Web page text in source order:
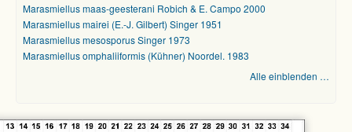
Marasmiellus maas-geesterani Robich & E. Campo 2000
Marasmiellus mairei (E.-J. Gilbert) Singer 1951
Marasmiellus mesosporus Singer 1973
Marasmiellus omphaliiformis (Kühner) Noordel. 1983
Alle einblenden …